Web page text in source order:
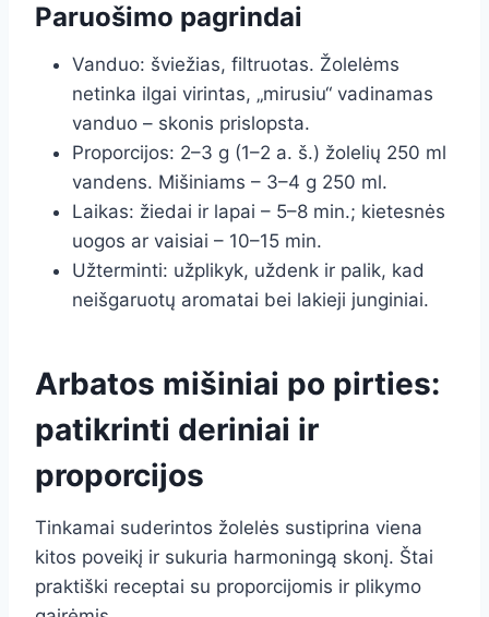
Paruošimo pagrindai
Vanduo: šviežias, filtruotas. Žolelėms
netinka ilgai virintas, „mirusiu“ vadinamas
vanduo – skonis prislopsta.
Proporcijos: 2–3 g (1–2 a. š.) žolelių 250 ml
vandens. Mišiniams – 3–4 g 250 ml.
Laikas: žiedai ir lapai – 5–8 min.; kietesnės
uogos ar vaisiai – 10–15 min.
Užterminti: užplikyk, uždenk ir palik, kad
neišgaruotų aromatai bei lakieji junginiai.
Arbatos mišiniai po pirties:
patikrinti deriniai ir
proporcijos
Tinkamai suderintos žolelės sustiprina viena
kitos poveikį ir sukuria harmoningą skonį. Štai
praktiški receptai su proporcijomis ir plikymo